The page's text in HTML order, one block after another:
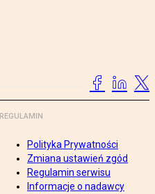
REGULAMIN
Polityka Prywatności
Zmiana ustawień zgód
Regulamin serwisu
Informacje o nadawcy